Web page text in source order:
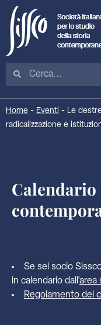
Home - Eventi - Le
radicalizzazione e
Se sei socio
in calendario dall'area
Regolamento del